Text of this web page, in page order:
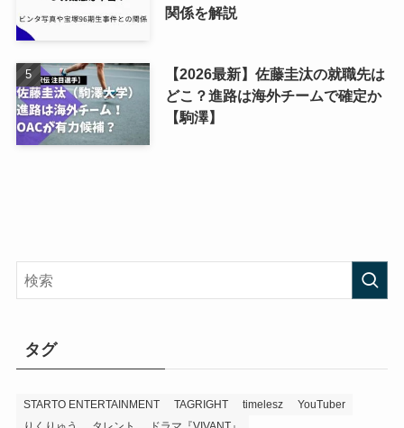
関係を解説
【2026最新】佐藤圭汰の就職先は
どこ？進路は海外チームで確定か
【駒澤】
タグ
STARTO ENTERTAINMENT TAGRIGHT timelesz
YouTuber